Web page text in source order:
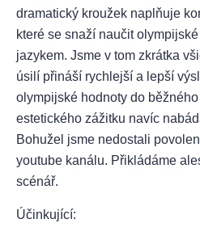
dramatický kroužek naplňuje
které se snaží naučit
jazykem. Jsme v tom zkrátka
úsilí přináší rychlejší a lepší
olympijské hodnoty do
estetického zážitku navíc
Bohužel jsme nedostali
youtube kanálu. Přikládáme
scénář.
Účinkující: